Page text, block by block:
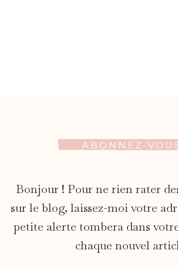
ABONNEZ-
Bonjour ! Pour ne rien rater
sur le blog, laissez-moi votre
petite alerte tombera dans
chaque nouvel